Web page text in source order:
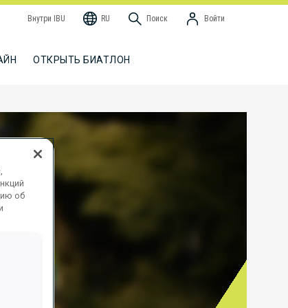
Внутри IBU RU Поиск Войти
ОТКРЫТЬ БИАТЛОН
об